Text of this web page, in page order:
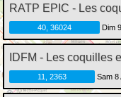
RATP EPIC - Les
40, 36024 Dim
IDFM - Les coquilles
11, 2363 Sam 8